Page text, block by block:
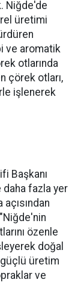
Niğde'de
üretimi
ve aromatik
otlarında
çörek otları,
işlenerek
Başkanı
daha fazla yer
özenle
doğal
üretim
ve